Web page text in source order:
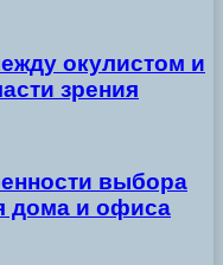
окулистом и
зрения
выбора
дома и офиса